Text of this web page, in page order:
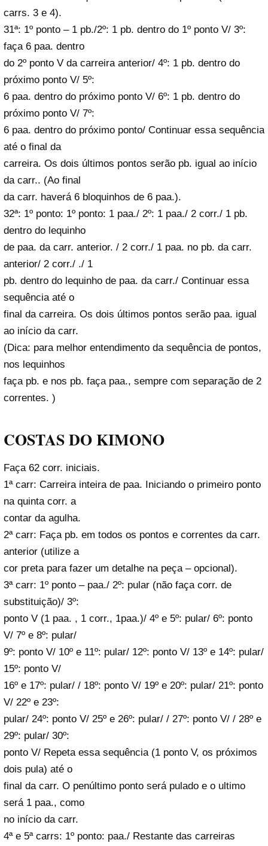
carrs. 3 e 4).
31ª: 1º ponto – 1 pb./2º: 1 pb. dentro do 1º ponto V/ 3º:
faça 6 paa. dentro
do 2º ponto V da carreira anterior/ 4º: 1 pb. dentro do
próximo ponto V/ 5º:
6 paa. dentro do próximo ponto V/ 6º: 1 pb. dentro do
próximo ponto V/ 7º:
6 paa. dentro do próximo ponto/ Continuar essa sequência
até o final da
carreira. Os dois últimos pontos serão pb. igual ao início
da carr.. (Ao final
da carr. haverá 6 bloquinhos de 6 paa.).
32ª: 1º ponto: 1º ponto: 1 paa./ 2º: 1 paa./ 2 corr./ 1 pb.
dentro do lequinho
de paa. da carr. anterior. / 2 corr./ 1 paa. no pb. da carr.
anterior/ 2 corr./ ./ 1
pb. dentro do lequinho de paa. da carr./ Continuar essa
sequência até o
final da carreira. Os dois últimos pontos serão paa. igual
ao início da carr.
(Dica: para melhor entendimento da sequência de pontos,
nos lequinhos
faça pb. e nos pb. faça paa., sempre com separação de 2
correntes. )
COSTAS DO KIMONO
Faça 62 corr. iniciais.
1ª carr: Carreira inteira de paa. Iniciando o primeiro ponto
na quinta corr. a
contar da agulha.
2ª carr: Faça pb. em todos os pontos e correntes da carr.
anterior (utilize a
cor preta para fazer um detalhe na peça – opcional).
3ª carr: 1º ponto – paa./ 2º: pular (não faça corr. de
substituição)/ 3º:
ponto V (1 paa. , 1 corr., 1paa.)/ 4º e 5º: pular/ 6º: ponto
V/ 7º e 8º: pular/
9º: ponto V/ 10º e 11º: pular/ 12º: ponto V/ 13º e 14º: pular/
15º: ponto V/
16º e 17º: pular/ / 18º: ponto V/ 19º e 20º: pular/ 21º: ponto
V/ 22º e 23º:
pular/ 24º: ponto V/ 25º e 26º: pular/ / 27º: ponto V/ / 28º e
29º: pular/ 30º:
ponto V/ Repeta essa sequência (1 ponto V, os próximos
dois pula) até o
final da carr. O penúltimo ponto será pulado e o ultimo
será 1 paa., como
no início da carr.
4ª e 5ª carrs: 1º ponto: paa./ Restante das carreiras